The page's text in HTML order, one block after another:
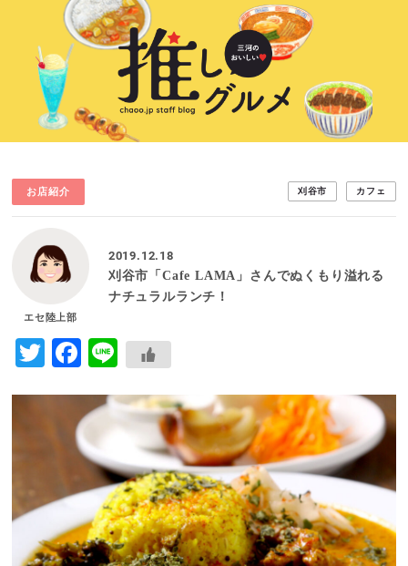
お店紹介 刈谷市 カフェ
エセ陸上部
2019.12.18
刈谷市「Cafe LAMA」さんでぬくもり溢れる
ナチュラルランチ！
Twitter
Facebook
Line